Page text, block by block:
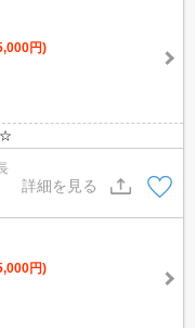
円)
☆
詳細を見る
円)